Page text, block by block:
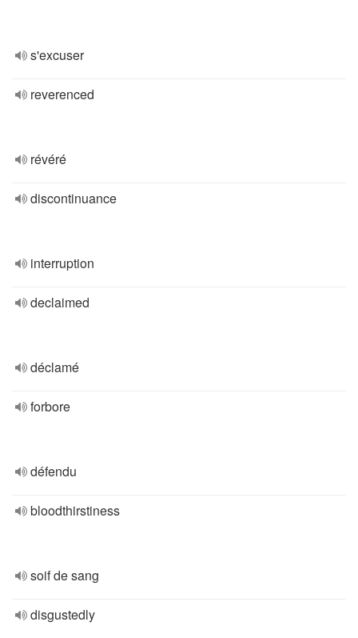
s'excuser
reverenced
révéré
discontinuance
interruption
declaimed
déclamé
forbore
défendu
bloodthirstiness
soif de sang
disgustedly